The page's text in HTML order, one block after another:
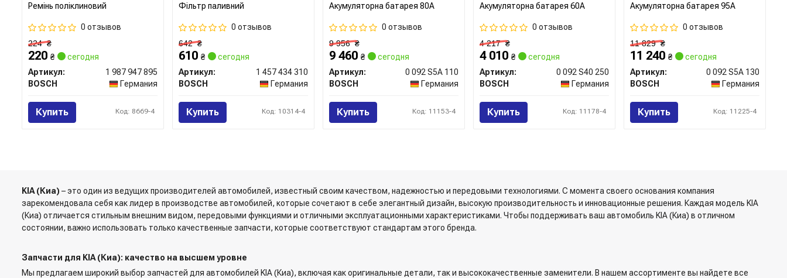
Ремінь поліклиновий
0 отзывов
224₴
220 ₴
сегодня
Артикул:
1 987 947 895
BOSCH
Германия
Купить Код: 8669-4
Фільтр паливний
0 отзывов
642₴
610 ₴
сегодня
Артикул:
1 457 434 310
BOSCH
Германия
Купить Код: 10314-4
Акумуляторна батарея 80А
0 отзывов
9 956₴
9 460 ₴
сегодня
Артикул:
0 092 S5A 110
BOSCH
Германия
Купить Код: 11153-4
Акумуляторна батарея 60А
0 отзывов
4 217₴
4 010 ₴
сегодня
Артикул:
0 092 S40 250
BOSCH
Германия
Купить Код: 11178-4
Акумуляторна батарея 95А
0 отзывов
11 829₴
11 240 ₴
сегодня
Артикул:
0 092 S5A 130
BOSCH
Германия
Купить Код: 11225-4
KIA (Киа) – это один из ведущих производителей автомобилей, известный своим качеством, надежностью и передовыми технологиями. С момента своего основания компания
зарекомендовала себя как лидер в производстве автомобилей, которые сочетают в себе элегантный дизайн, высокую производительность и инновационные решения. Каждая модель KIA
(Киа) отличается стильным внешним видом, передовыми функциями и отличными эксплуатационными характеристиками. Чтобы поддерживать ваш автомобиль KIA (Киа) в отличном
состоянии, важно использовать только качественные запчасти, которые соответствуют стандартам этого бренда.
Запчасти для KIA (Киа): качество на высшем уровне
Мы предлагаем широкий выбор запчастей для автомобилей KIA (Киа), включая как оригинальные детали, так и высококачественные заменители. В нашем ассортименте вы найдете все